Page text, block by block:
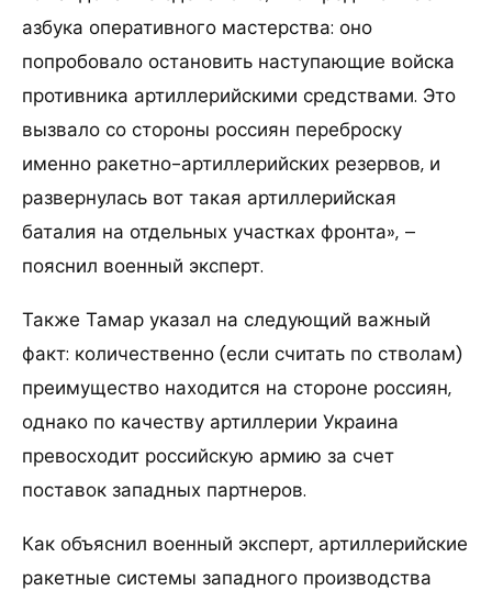
азбука оперативного мастерства: оно
попробовало остановить наступающие войска
противника артиллерийскими средствами. Это
вызвало со стороны россиян переброску
именно ракетно-артиллерийских резервов, и
развернулась вот такая артиллерийская
баталия на отдельных участках фронта», –
пояснил военный эксперт.
Также Тамар указал на следующий важный
факт: количественно (если считать по стволам)
преимущество находится на стороне россиян,
однако по качеству артиллерии Украина
превосходит российскую армию за счет
поставок западных партнеров.
Как объяснил военный эксперт, артиллерийские
ракетные системы западного производства